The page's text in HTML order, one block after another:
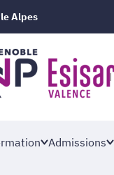
Alpes
Admissions